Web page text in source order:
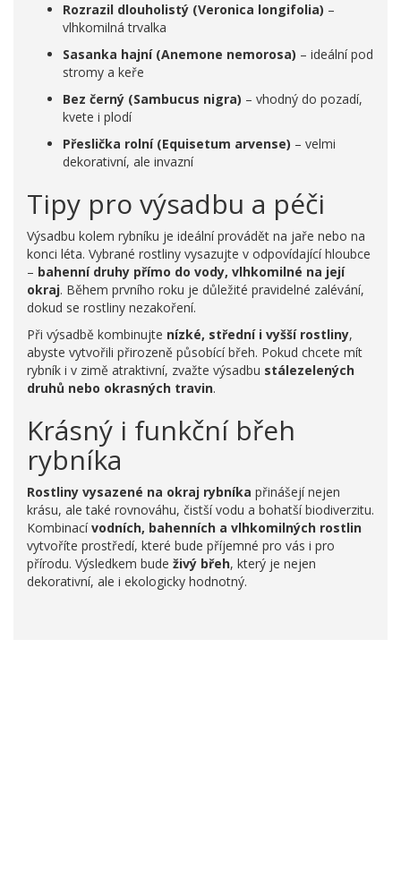
Rozrazil dlouholistý (Veronica longifolia) –
vlhkomilná trvalka
Sasanka hajní (Anemone nemorosa) – ideální pod
stromy a keře
Bez černý (Sambucus nigra) – vhodný do pozadí,
kvete i plodí
Přeslička rolní (Equisetum arvense) – velmi
dekorativní, ale invazní
Tipy pro výsadbu a péči
Výsadbu kolem rybníku je ideální provádět na jaře nebo na
konci léta. Vybrané rostliny vysazujte v odpovídající hloubce
– bahenní druhy přímo do vody, vlhkomilné na její
okraj. Během prvního roku je důležité pravidelné zalévání,
dokud se rostliny nezakoření.
Při výsadbě kombinujte nízké, střední i vyšší rostliny,
abyste vytvořili přirozeně působící břeh. Pokud chcete mít
rybník i v zimě atraktivní, zvažte výsadbu stálezelených
druhů nebo okrasných travin.
Krásný i funkční břeh
rybníka
Rostliny vysazené na okraj rybníka přinášejí nejen
krásu, ale také rovnováhu, čistší vodu a bohatší biodiverzitu.
Kombinacívodních, bahenních a vlhkomilných rostlin
vytvoříte prostředí, které bude příjemné pro vás i pro
přírodu. Výsledkem bude živý břeh, který je nejen
dekorativní, ale i ekologicky hodnotný.